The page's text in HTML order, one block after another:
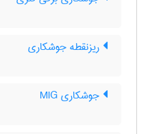
ریزنقطه جوشکاری
جوشکاری MIG